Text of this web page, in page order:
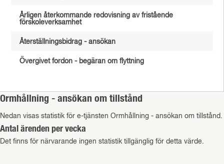
Årligen återkommande redovisning av fristående
förskoleverksamhet
Återställningsbidrag - ansökan
Övergivet fordon - begäran om flyttning
Ormhållning - ansökan om tillstånd
Nedan visas statistik för e-tjänsten Ormhållning - ansökan om tillstånd.
Antal ärenden per vecka
Det finns för närvarande ingen statistik tillgänglig för detta värde.